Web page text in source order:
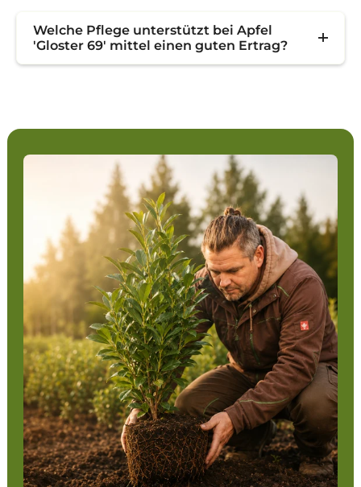
Welche Pflege unterstützt bei Apfel
'Gloster 69' mittel einen guten Ertrag?